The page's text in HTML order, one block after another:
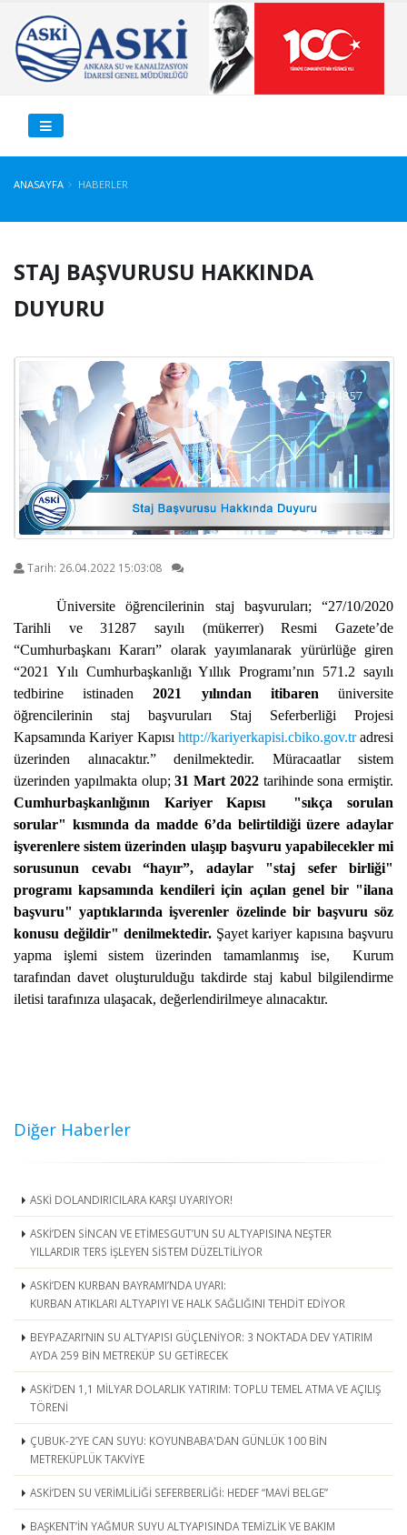
ANASAYFA HABERLER
STAJ BAŞVURUSU HAKKINDA
DUYURU
Tarih: 26.04.2022 15:03:08
Üniversite öğrencilerinin staj başvuruları; “27/10/2020
Tarihli ve 31287 sayılı (mükerrer) Resmi Gazete’de
“Cumhurbaşkanı Kararı” olarak yayımlanarak yürürlüğe giren
“2021 Yılı Cumhurbaşkanlığı Yıllık Programı’nın 571.2 sayılı
tedbirine istinaden2021 yılından itibaren üniversite
öğrencilerinin staj başvuruları Staj Seferberliği Projesi
Kapsamında Kariyer Kapısı http://kariyerkapisi.cbiko.gov.tradresi
üzerinden alınacaktır.” denilmektedir. Müracaatlar sistem
üzerinden yapılmakta olup;31 Mart 2022tarihinde sona ermiştir.
Cumhurbaşkanlığının Kariyer Kapısı "sıkça sorulan
sorular" kısmında da madde 6’da belirtildiği üzere adaylar
işverenlere sistem üzerinden ulaşıp başvuru yapabilecekler mi
sorusunun cevabı “hayır”, adaylar "staj sefer birliği"
programı kapsamında kendileri için açılan genel bir "ilana
başvuru" yaptıklarında işverenler özelinde bir başvuru söz
konusu değildir" denilmektedir.Şayet kariyer kapısına başvuru
yapma işlemi sistem üzerinden tamamlanmış ise, Kurum
tarafından davet oluşturulduğu takdirde staj kabul bilgilendirme
iletisi tarafınıza ulaşacak, değerlendirilmeye alınacaktır.
Diğer Haberler
ASKİ DOLANDIRICILARA KARŞI UYARIYOR!
ASKİ’DEN SİNCAN VE ETİMESGUT’UN SU ALTYAPISINA NEŞTER
YILLARDIR TERS İŞLEYEN SİSTEM DÜZELTİLİYOR
ASKİ’DEN KURBAN BAYRAMI’NDA UYARI:
KURBAN ATIKLARI ALTYAPIYI VE HALK SAĞLIĞINI TEHDİT EDİYOR
BEYPAZARI’NIN SU ALTYAPISI GÜÇLENİYOR: 3 NOKTADA DEV YATIRIM
AYDA 259 BİN METREKÜP SU GETİRECEK
ASKİ’DEN 1,1 MİLYAR DOLARLIK YATIRIM: TOPLU TEMEL ATMA VE AÇILIŞ
TÖRENİ
ÇUBUK-2’YE CAN SUYU: KOYUNBABA'DAN GÜNLÜK 100 BİN
METREKÜPLÜK TAKVİYE
ASKİ’DEN SU VERİMLİLİĞİ SEFERBERLİĞİ: HEDEF “MAVİ BELGE”
BAŞKENT’İN YAĞMUR SUYU ALTYAPISINDA TEMİZLİK VE BAKIM